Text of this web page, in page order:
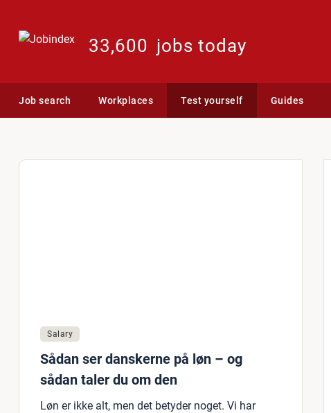
33,600 jobs today
Job search Workplaces Test yourself Guides
Salary
Sådan ser danskerne på løn – og
sådan taler du om den
Løn er ikke alt, men det betyder noget. Vi har